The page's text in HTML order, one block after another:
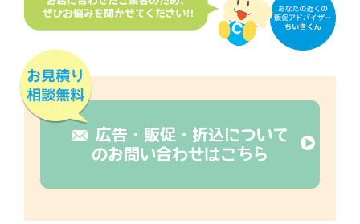
広告・販促・折込について
のお問い合わせはこちら